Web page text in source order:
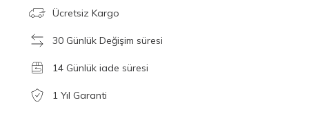
Ücretsiz Kargo
30 Günlük Değişim süresi
14 Günlük iade süresi
1 Yıl Garanti